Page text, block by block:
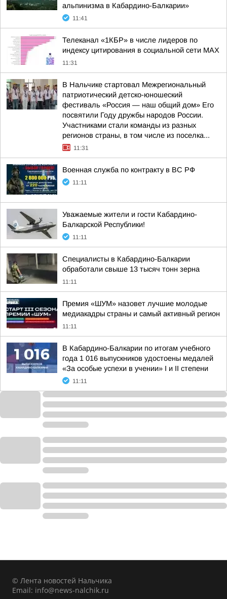
альпинизма в Кабардино-Балкарии»
11:41
Телеканал «1КБР» в числе лидеров по
индексу цитирования в социальной сети MAX
11:31
В Нальчике стартовал Межрегиональный
патриотический детско-юношеский
фестиваль «Россия — наш общий дом» Его
посвятили Году дружбы народов России.
Участниками стали команды из разных
регионов страны, в том числе из поселка...
11:31
Военная служба по контракту в ВС РФ
11:11
Уважаемые жители и гости Кабардино-
Балкарской Республики!
11:11
Специалисты в Кабардино-Балкарии
обработали свыше 13 тысяч тонн зерна
11:11
Премия «ШУМ» назовет лучшие молодые
медиакадры страны и самый активный регион
11:11
В Кабардино-Балкарии по итогам учебного
года 1 016 выпускников удостоены медалей
«За особые успехи в учении» I и II степени
11:11
© Лента новостей Нальчика
Email: info@news-nalchik.ru